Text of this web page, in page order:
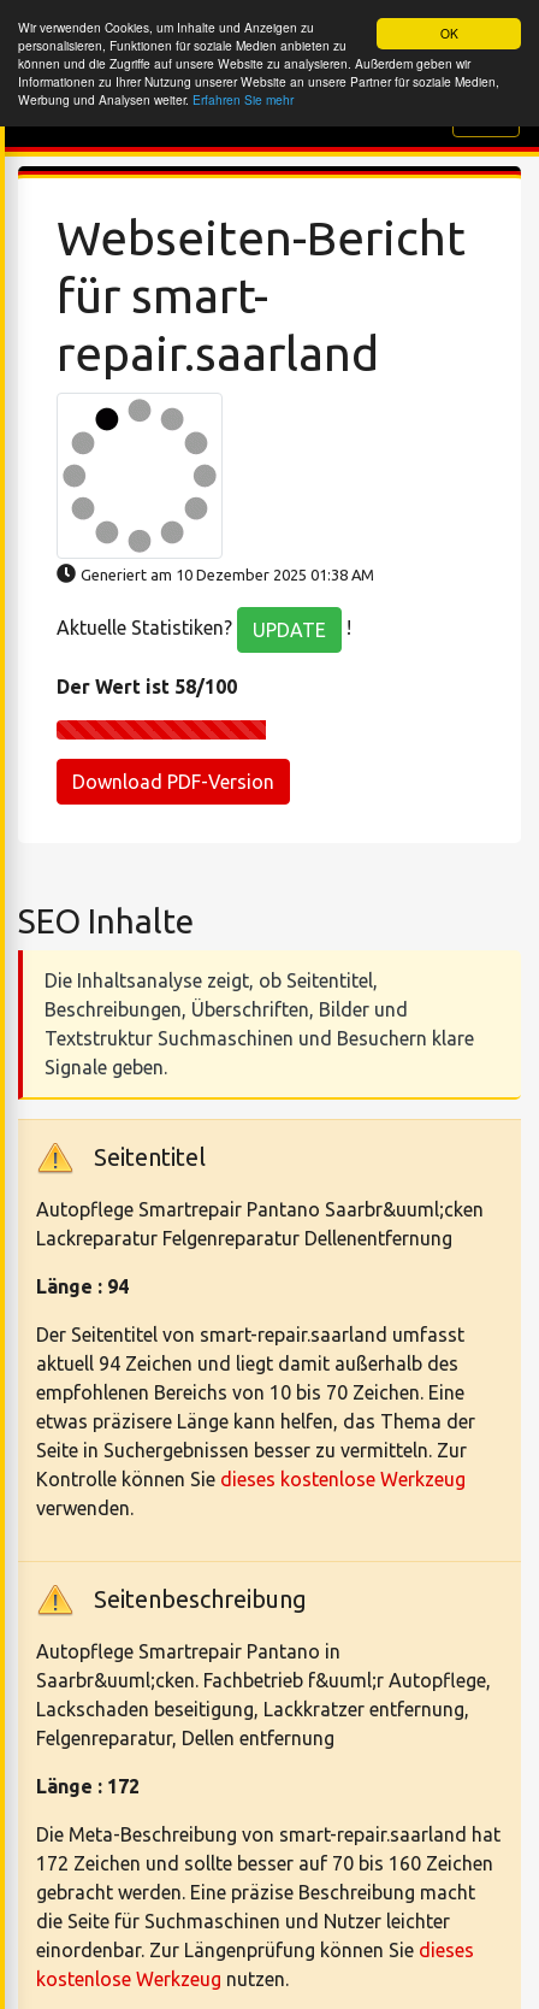
OK
Wir verwenden Cookies, um Inhalte und Anzeigen zu
personalisieren, Funktionen für soziale Medien anbieten zu
können und die Zugriffe auf unsere Website zu analysieren. Außerdem geben wir
Informationen zu Ihrer Nutzung unserer Website an unsere Partner für soziale Medien,
Werbung und Analysen weiter. Erfahren Sie mehr
Website-Überprüfung
Webseiten-Bericht
für smart-
repair.saarland
Generiert am 10 Dezember 2025 01:38 AM
Aktuelle Statistiken? UPDATE !
Der Wert ist 58/100
Download PDF-Version
SEO Inhalte
Die Inhaltsanalyse zeigt, ob Seitentitel,
Beschreibungen, Überschriften, Bilder und
Textstruktur Suchmaschinen und Besuchern klare
Signale geben.
Seitentitel
Autopflege Smartrepair Pantano Saarbr&uuml;cken
Lackreparatur Felgenreparatur Dellenentfernung
Länge : 94
Der Seitentitel von smart-repair.saarland umfasst
aktuell 94 Zeichen und liegt damit außerhalb des
empfohlenen Bereichs von 10 bis 70 Zeichen. Eine
etwas präzisere Länge kann helfen, das Thema der
Seite in Suchergebnissen besser zu vermitteln. Zur
Kontrolle können Sie dieses kostenlose Werkzeug
verwenden.
Seitenbeschreibung
Autopflege Smartrepair Pantano in
Saarbr&uuml;cken. Fachbetrieb f&uuml;r Autopflege,
Lackschaden beseitigung, Lackkratzer entfernung,
Felgenreparatur, Dellen entfernung
Länge : 172
Die Meta-Beschreibung von smart-repair.saarland hat
172 Zeichen und sollte besser auf 70 bis 160 Zeichen
gebracht werden. Eine präzise Beschreibung macht
die Seite für Suchmaschinen und Nutzer leichter
einordenbar. Zur Längenprüfung können Sie dieses
kostenlose Werkzeug nutzen.